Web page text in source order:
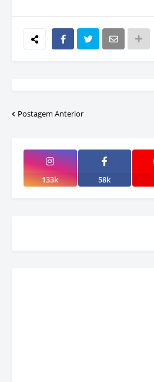
Postagem Anterior
133k 58k